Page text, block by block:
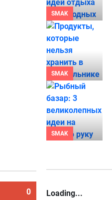
0
SMAK
SMAK
SMAK
Loading...